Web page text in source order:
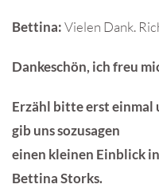
Bettina:Vielen Dank.
Dankeschön, ich freu
Erzähl bitte erst einmal
gib uns sozusagen
einen kleinen Einblick
Bettina Storks.